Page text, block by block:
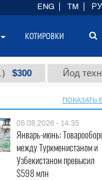
Йод
ПОКАЗАТЬ
05.08.2026 - 14:35
Январь-июнь:
между Туркменистаном и
Узбекистаном превысил
$598 млн
ENG TM
КОТИРОВКИ